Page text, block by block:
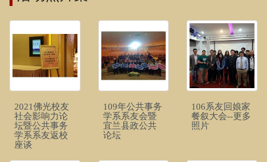
2021佛光校友
社会影响力论
坛暨公共事务
学系系友返校
座谈
109年公共事务
学系系友会暨
宜兰县政公共
论坛
106系友回娘家
餐叙大会--更多
照片